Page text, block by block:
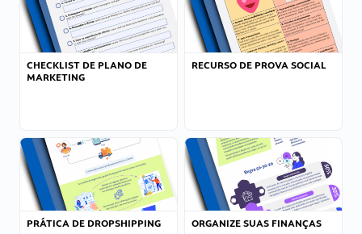
CHECKLIST DE PLANO DE
MARKETING
RECURSO DE PROVA SOCIAL
PRÁTICA DE DROPSHIPPING ORGANIZE SUAS FINANÇAS